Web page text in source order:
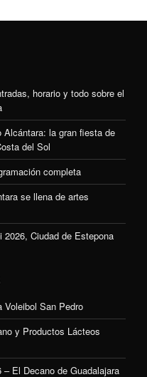
horario y todo sobre el
Alcántara: la gran fiesta de
del Sol
completa
se llena de artes
Ciudad de Estepona
Voleibol San Pedro
y Productos Lácteos
El Decano de Guadalajara